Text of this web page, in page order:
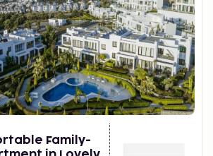
Family-